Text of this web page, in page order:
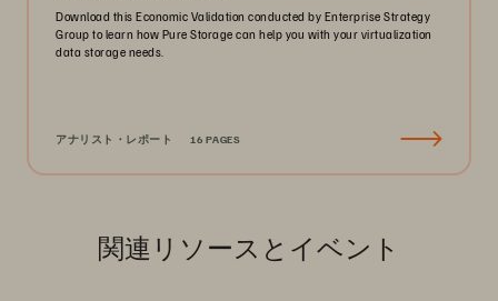
Download this Economic Validation conducted by Enterprise Strategy
Group to learn how Pure Storage can help you with your virtualization
data storage needs.
アナリスト・レポート 16 PAGES
関連リソースとイベント